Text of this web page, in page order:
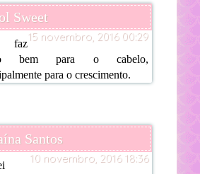
Sweet
15 novembro, 2016 00:29
faz
bem para o cabelo,
para o crescimento.
Santos
10 novembro, 2016 18:36